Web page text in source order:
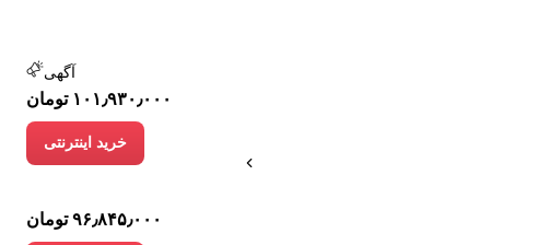
آگهی
۱۰۱٫۹۳۰٫۰۰۰ تومان
خرید اینترنتی
۹۶٫۸۴۵٫۰۰۰ تومان